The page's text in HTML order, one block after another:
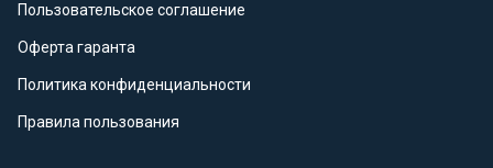
Пользовательское соглашение
Оферта гаранта
Политика конфиденциальности
Правила пользования